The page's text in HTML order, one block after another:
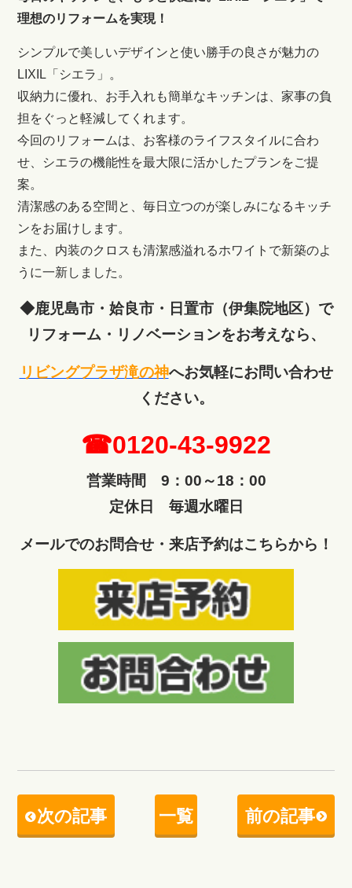
理想のリフォームを実現！
シンプルで美しいデザインと使い勝手の良さが魅力の
LIXIL「シエラ」。
収納力に優れ、お手入れも簡単なキッチンは、家事の負
担をぐっと軽減してくれます。
今回のリフォームは、お客様のライフスタイルに合わ
せ、シエラの機能性を最大限に活かしたプランをご提
案。
清潔感のある空間と、毎日立つのが楽しみになるキッチ
ンをお届けします。
また、内装のクロスも清潔感溢れるホワイトで新築のよ
うに一新しました。
◆鹿児島市・姶良市・日置市（伊集院地区）で
リフォーム・リノベーションをお考えなら、
リビングプラザ滝の神へお気軽にお問い合わせ
ください。
☎0120-43-9922
営業時間 9：00～18：00
定休日 毎週水曜日
メールでのお問合せ・来店予約はこちらから！
次の記事 一覧 前の記事